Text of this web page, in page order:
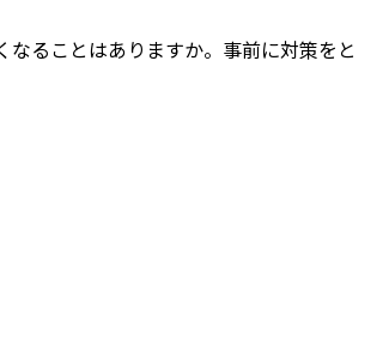
ることはありますか。事前に対策をと